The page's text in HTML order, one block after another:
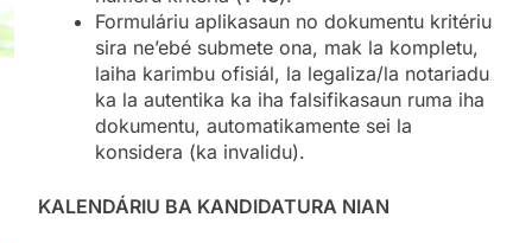
Formuláriu aplikasaun no dokumentu kritériu
sira ne’ebé submete ona, mak la kompletu,
laiha karimbu ofisiál, la legaliza/la notariadu
ka la autentika ka iha falsifikasaun ruma iha
dokumentu, automatikamente sei la
konsidera (ka invalidu).
KALENDÁRIU BA KANDIDATURA NIAN